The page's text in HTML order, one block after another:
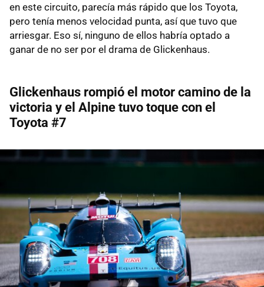
en este circuito, parecía más rápido que los Toyota,
pero tenía menos velocidad punta, así que tuvo que
arriesgar. Eso sí, ninguno de ellos habría optado a
ganar de no ser por el drama de Glickenhaus.
Glickenhaus rompió el motor camino de la
victoria y el Alpine tuvo toque con el
Toyota #7